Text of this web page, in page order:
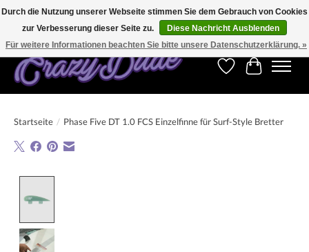
Kostenfreier Versand für Bestellungen ab 250 €. Weltweite Lieferung!
Wunschzettel
Ihr
Startseite / Phase Five DT 1.0 FCS Einzelfinne für Surf-Style Bretter
Durch die Nutzung unserer Webseite stimmen Sie dem Gebrauch von Cookies
zur Verbesserung dieser Seite zu.
Diese Nachricht Ausblenden
Für weitere Informationen beachten Sie bitte unsere Datenschutzerklärung. »